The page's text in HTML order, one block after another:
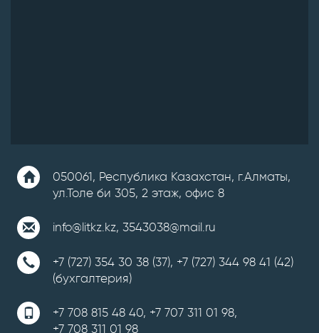
050061, Республика Казахстан, г.Алматы,
ул.Толе би 305, 2 этаж, офис 8
info@litkz.kz, 3543038@mail.ru
+7 (727) 354 30 38 (37), +7 (727) 344 98 41 (42)
(бухгалтерия)
+7 708 815 48 40, +7 707 311 01 98,
+7 708 311 01 98